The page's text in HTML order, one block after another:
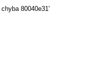
chyba 80040e31'